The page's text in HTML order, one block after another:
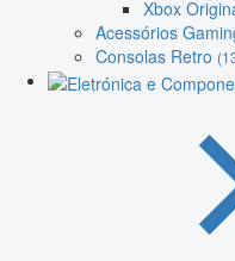
Xbox
Acessórios
Consolas Retro